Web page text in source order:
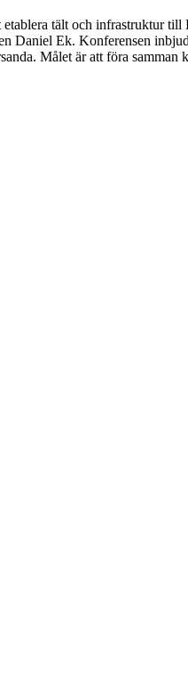
tält och infrastruktur
Daniel Ek. Konferensen
Målet är att föra